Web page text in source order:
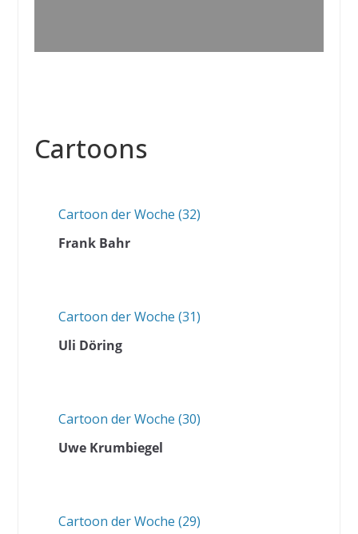
Cartoons
Cartoon der Woche (32)
Frank Bahr
Cartoon der Woche (31)
Uli Döring
Cartoon der Woche (30)
Uwe Krumbiegel
Cartoon der Woche (29)